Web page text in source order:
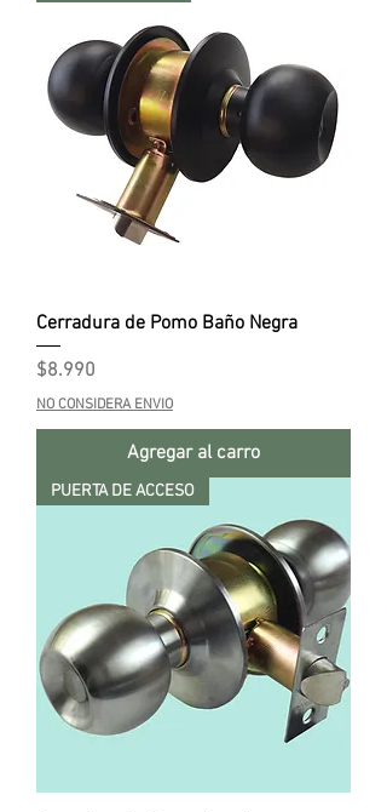
Cerradura de Pomo Baño Negra
Precio
$8.990
NO CONSIDERA ENVIO
Agregar al carro
PUERTA DE ACCESO